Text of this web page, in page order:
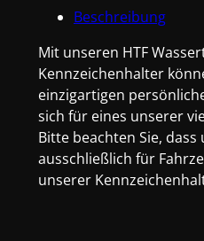
Beschreibung
Mit unseren HTF
Kennzeichenhalter
einzigartigen
sich für eines unserer
Bitte beachten Sie,
ausschließlich für
unserer